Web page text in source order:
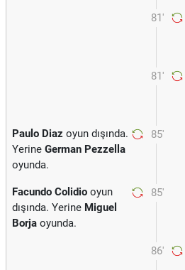
81'
81'
85'
Paulo Diaz oyun dışında.
Yerine German Pezzella
oyunda.
85'
Facundo Colidio oyun
dışında. Yerine Miguel
Borja oyunda.
86'